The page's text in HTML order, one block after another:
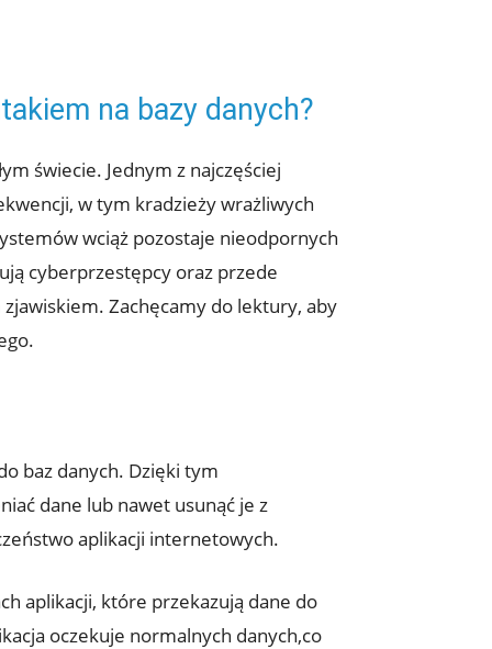
na⁤ bazy danych?
świecie. Jednym z ​najczęściej
w ⁢tym kradzieży​ wrażliwych
wciąż pozostaje nieodpornych
cyberprzestępcy oraz przede
Zachęcamy ⁢do lektury, aby
baz danych. ‌Dzięki tym
dane lub nawet usunąć je z
aplikacji internetowych.
aplikacji, które przekazują​ dane do
oczekuje⁤ normalnych danych,co